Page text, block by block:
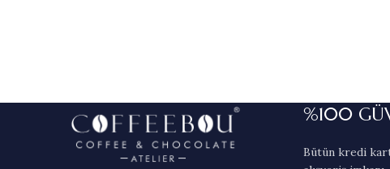
%100
Bütün kredi